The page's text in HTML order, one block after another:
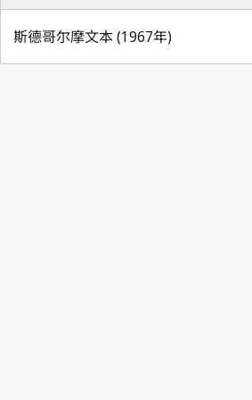
斯德哥尔摩文本 (1967年)